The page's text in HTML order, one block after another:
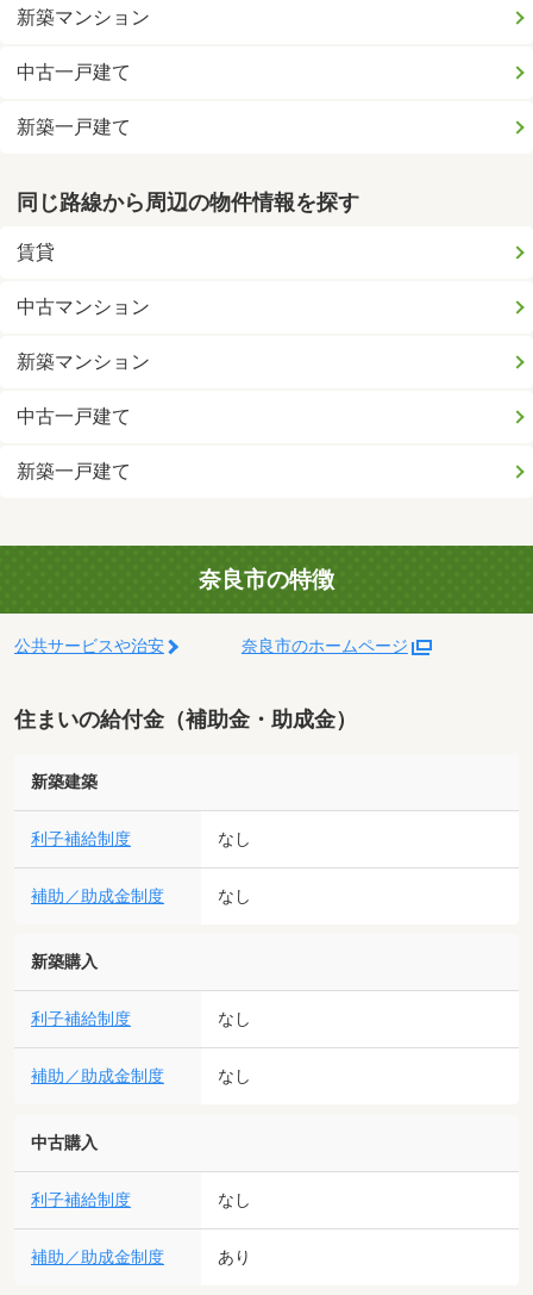
新築マンション
中古一戸建て
新築一戸建て
同じ路線から周辺の物件情報を探す
賃貸
中古マンション
新築マンション
中古一戸建て
新築一戸建て
奈良市の特徴
公共サービスや治安 奈良市のホームページ
住まいの給付金（補助金・助成金）
新築建築
利子補給制度 なし
補助／助成金制度 なし
新築購入
利子補給制度 なし
補助／助成金制度 なし
中古購入
利子補給制度 なし
補助／助成金制度 あり